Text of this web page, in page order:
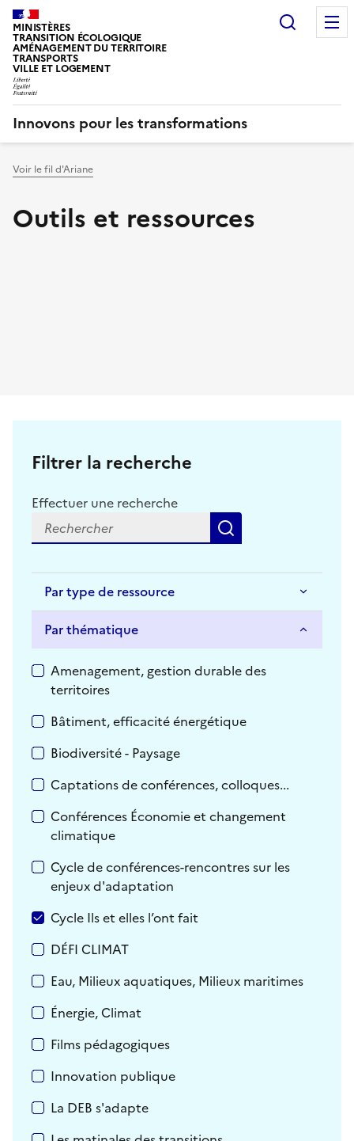
MINISTÈRES
TRANSITION ÉCOLOGIQUE
AMÉNAGEMENT DU TERRITOIRE
TRANSPORTS
VILLE ET LOGEMENT
Innovons pour les transformations
Voir le fil d'Ariane
Outils et ressources
Filtrer la recherche
Effectuer une recherche
Par type de ressource
Par thématique
Par thématique
Amenagement, gestion durable des
territoires
Bâtiment, efficacité énergétique
Biodiversité - Paysage
Captations de conférences, colloques...
Conférences Économie et changement
climatique
Cycle de conférences-rencontres sur les
enjeux d'adaptation
Cycle Ils et elles l’ont fait
DÉFI CLIMAT
Eau, Milieux aquatiques, Milieux maritimes
Énergie, Climat
Films pédagogiques
Innovation publique
La DEB s'adapte